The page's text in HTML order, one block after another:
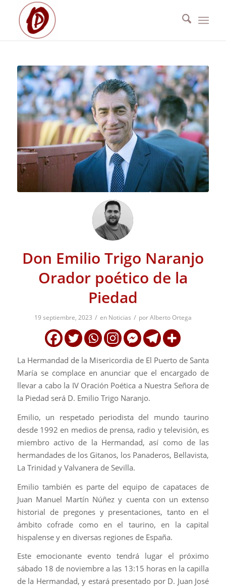
Don Emilio Trigo Naranjo
Orador poético de la
Piedad
19 septiembre, 2023 / en Noticias / porAlberto Ortega
La Hermandad de la Misericordia de El Puerto de Santa
María se complace en anunciar que el encargado de
llevar a cabo la IV Oración Poética a Nuestra Señora de
la Piedad será D. Emilio Trigo Naranjo.
Emilio, un respetado periodista del mundo taurino
desde 1992 en medios de prensa, radio y televisión, es
miembro activo de la Hermandad, así como de las
hermandades de los Gitanos, los Panaderos, Bellavista,
La Trinidad y Valvanera de Sevilla.
Emilio también es parte del equipo de capataces de
Juan Manuel Martín Núñez y cuenta con un extenso
historial de pregones y presentaciones, tanto en el
ámbito cofrade como en el taurino, en la capital
hispalense y en diversas regiones de España.
Este emocionante evento tendrá lugar el próximo
sábado 18 de noviembre a las 13:15 horas en la capilla
de la Hermandad, y estará presentado por D. Juan José